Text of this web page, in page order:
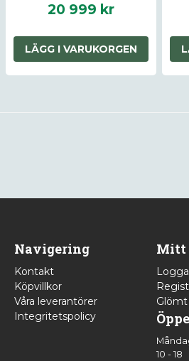
20 999 kr
LÄGG I VARUKORGEN
Navigering
Kontakt
Köpvillkor
Våra leverantörer
Integritetspolicy
Mitt
10 - 18